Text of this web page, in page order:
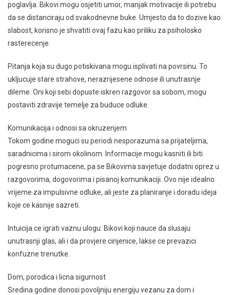
poglavlja. Bikovi mogu osjetiti umor, manjak motivacije ili potrebu
da se distanciraju od svakodnevne buke. Umjesto da to dozive kao
slabost, korisno je shvatiti ovaj fazu kao priliku za psiholosko
rasterecenje.
Pitanja koja su dugo potiskivana mogu isplivati na povrsinu. To
ukljucuje stare strahove, nerazrijesene odnose ili unutrasnje
dileme. Oni koji sebi dopuste iskren razgovor sa sobom, mogu
postaviti zdravije temelje za buduce odluke.
Komunikacija i odnosi sa okruzenjem
Tokom godine moguci su periodi nesporazuma sa prijateljima,
saradnicima i sirom okolinom. Informacije mogu kasniti ili biti
pogresno protumacene, pa se Bikovima savjetuje dodatni oprez u
razgovorima, dogovorima i pisanoj komunikaciji. Ovo nije idealno
vrijeme za impulsivne odluke, ali jeste za planiranje i doradu ideja
koje ce kasnije sazreti.
Intuicija ce igrati vaznu ulogu. Bikovi koji nauce da slusaju
unutrasnji glas, ali i da provjere cinjenice, lakse ce prevazici
konfuzne trenutke.
Dom, porodica i licna sigurnost
Sredina godine donosi povoljniju energiju vezanu za dom i